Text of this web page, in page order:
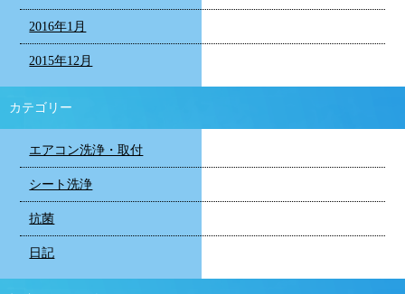
2016年1月
2015年12月
カテゴリー
エアコン洗浄・取付
シート洗浄
抗菌
日記